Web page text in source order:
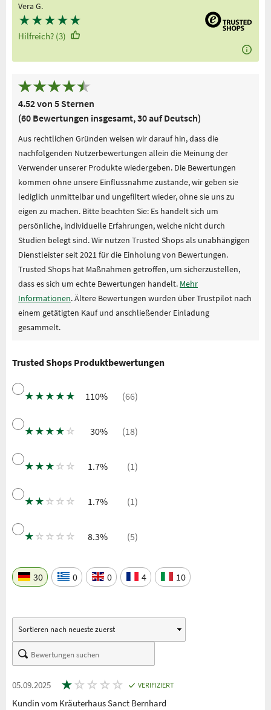
Vera G.
★★★★★
Hilfreich? (3)
4.52 von 5 Sternen
(60 Bewertungen insgesamt, 30 auf Deutsch)
Aus rechtlichen Gründen weisen wir darauf hin, dass die
nachfolgenden Nutzerbewertungen allein die Meinung der
Verwender unserer Produkte wiedergeben. Die Bewertungen
kommen ohne unsere Einflussnahme zustande, wir geben sie
lediglich unmittelbar und ungefiltert wieder, ohne sie uns zu
eigen zu machen. Bitte beachten Sie: Es handelt sich um
persönliche, individuelle Erfahrungen, welche nicht durch
Studien belegt sind. Wir nutzen Trusted Shops als unabhängigen
Dienstleister seit 2021 für die Einholung von Bewertungen.
Trusted Shops hat Maßnahmen getroffen, um sicherzustellen,
dass es sich um echte Bewertungen handelt. Mehr
Informationen. Ältere Bewertungen wurden über Trustpilot nach
einem getätigten Kauf und anschließender Einladung
gesammelt.
Trusted Shops Produktbewertungen
★ ★ ★ ★ ★ 110% (66)
★ ★ ★ ★ ☆ 30% (18)
★ ★ ★ ☆ ☆ 1.7% (1)
★ ★ ☆ ☆ ☆ 1.7% (1)
★ ☆ ☆ ☆ ☆ 8.3% (5)
30 0 0 4 10
05.09.2025 ★ ☆ ☆ ☆ ☆ VERIFIZIERT
Kundin vom Kräuterhaus Sanct Bernhard